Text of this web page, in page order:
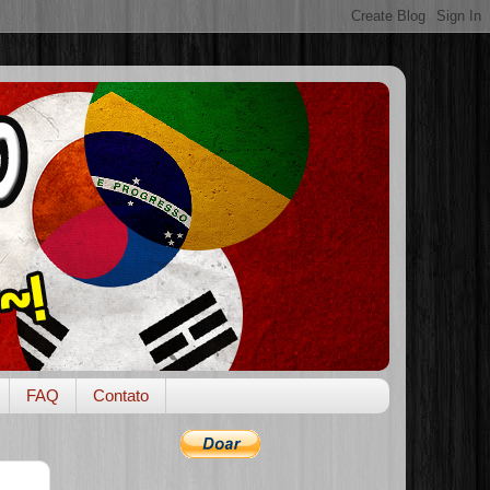
FAQ Contato